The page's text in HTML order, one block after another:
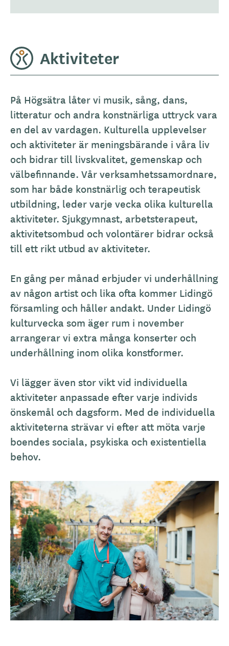
Aktiviteter
På Högsätra låter vi musik, sång, dans,
litteratur och andra konstnärliga uttryck vara
en del av vardagen. Kulturella upplevelser
och aktiviteter är meningsbärande i våra liv
och bidrar till livskvalitet, gemenskap och
välbefinnande. Vår verksamhetssamordnare,
som har både konstnärlig och terapeutisk
utbildning, leder varje vecka olika kulturella
aktiviteter. Sjukgymnast, arbetsterapeut,
aktivitetsombud och volontärer bidrar också
till ett rikt utbud av aktiviteter.
En gång per månad erbjuder vi underhållning
av någon artist och lika ofta kommer Lidingö
församling och håller andakt. Under Lidingö
kulturvecka som äger rum i november
arrangerar vi extra många konserter och
underhållning inom olika konstformer.
Vi lägger även stor vikt vid individuella
aktiviteter anpassade efter varje individs
önskemål och dagsform. Med de individuella
aktiviteterna strävar vi efter att möta varje
boendes sociala, psykiska och existentiella
behov.